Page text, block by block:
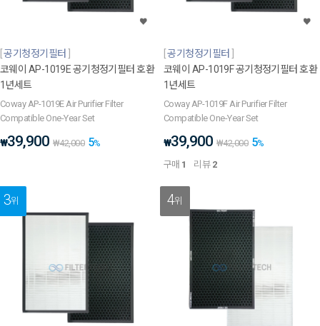
공기청정기필터
코웨이 AP-1019E 공기청정기필터 호환
1년세트
Coway AP-1019E Air Purifier Filter
Compatible One-Year Set
₩39,900 ₩42,000 5%
공기청정기필터
코웨이 AP-1019F 공기청정기필터 호환
1년세트
Coway AP-1019F Air Purifier Filter
Compatible One-Year Set
₩39,900 ₩42,000 5%
구매 1 리뷰 2
3위 4위